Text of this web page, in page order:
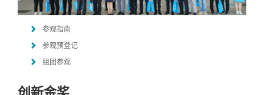
参观指南
参观预登记
组团参观